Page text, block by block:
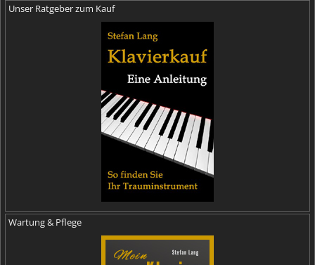
Unser Ratgeber zum Kauf
Wartung & Pflege